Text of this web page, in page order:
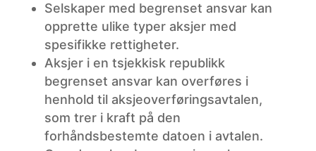
Selskaper med begrenset ansvar kan
opprette ulike typer aksjer med
spesifikke rettigheter.
Aksjeri en tsjekkisk republikk
begrenset ansvar kan overføres i
henhold til aksjeoverføringsavtalen,
som trer i kraft på den
forhåndsbestemte datoen i avtalen.